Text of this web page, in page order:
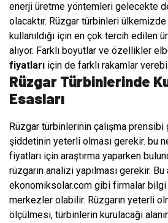
enerji üretme yöntemleri gelecekte
olacaktır. Rüzgar türbinleri
kullanıldığı için en çok tercih edilen
alıyor. Farklı boyutlar ve özellikler
fiyatları için de farklı rakamlar
Rüzgar Türbinlerinde
Esasları
Rüzgar türbinlerinin çalışma prensibi
şiddetinin yeterli olması gerekir. bu
fiyatları için araştırma yaparken
rüzgarın analizi yapılması gerekir.
ekonomiksolar.com gibi firmalar
merkezler olabilir. Rüzgarın yeterli
ölçülmesi, türbinlerin kurulacağı